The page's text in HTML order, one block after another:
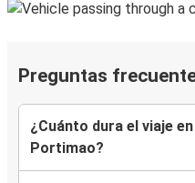
Preguntas
¿Cuánto dura el viaje
Portimao?